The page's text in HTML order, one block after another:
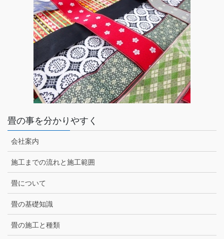
畳の事を分かりやすく
会社案内
施工までの流れと施工範囲
畳について
畳の基礎知識
畳の施工と種類